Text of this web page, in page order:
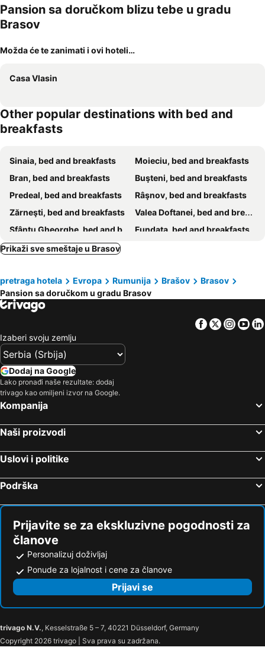
kućni
ljubimci
Pansion sa doručkom blizu tebe u gradu
Brasov
Možda će te zanimati i ovi hoteli…
Casa Vlasin
Other popular destinations with bed and
breakfasts
Sinaia, bed and breakfasts
Moieciu, bed and breakfasts
Bran, bed and breakfasts
Buşteni, bed and breakfasts
Predeal, bed and breakfasts
Râşnov, bed and breakfasts
Zărneşti, bed and breakfasts
Valea Doftanei, bed and breakfasts
Sfântu Gheorghe, bed and breakfasts
Fundata, bed and breakfasts
Azuga, bed and breakfasts
Prejmer, bed and breakfasts
Săcele, bed and breakfasts
Ghimbav, bed and breakfasts
Tărlungeni, bed and breakfasts
Codlea, bed and breakfasts
Valea Zălanului, bed and breakfasts
Prikaži sve smeštaje u Brasov
pretraga hotela Evropa Rumunija Brašov
Brasov
Pansion sa doručkom u gradu Brasov
Facebook
Twitter
Izaberi svoju zemlju
Dodaj na Google
Lako pronađi naše rezultate: dodaj
trivago kao omiljeni izvor na Google.
Kompanija
Naši proizvodi
Uslovi i politike
Podrška
Prijavite se za ekskluzivne pogodnosti za
članove
Personalizuj doživljaj
Ponude za lojalnost i cene za članove
Prijavi se
trivago N.V., Kesselstraße 5 – 7, 40221 Düsseldorf, Germany
Copyright 2026 trivago | Sva prava su zadržana.